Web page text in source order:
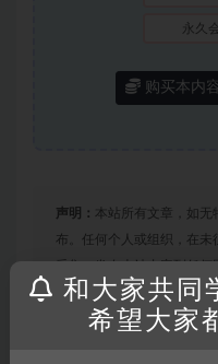
永久
购买本内
声明： 本站所有文章，如无
布。任何个人或组织，在未
采集、发布本站内容到任何
站内容侵犯了原著者的合
和大家共同
希望大家